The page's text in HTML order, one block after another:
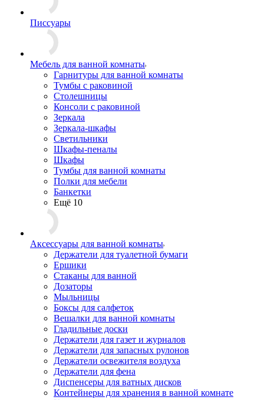
Писсуары
Мебель для ванной комнаты
Гарнитуры для ванной комнаты
Тумбы с раковиной
Столешницы
Консоли с раковиной
Зеркала
Зеркала-шкафы
Светильники
Шкафы-пеналы
Шкафы
Тумбы для ванной комнаты
Полки для мебели
Банкетки
Ещё 10
Аксессуары для ванной комнаты
Держатели для туалетной бумаги
Ершики
Стаканы для ванной
Дозаторы
Мыльницы
Боксы для салфеток
Вешалки для ванной комнаты
Гладильные доски
Держатели для газет и журналов
Держатели для запасных рулонов
Держатели освежителя воздуха
Держатели для фена
Диспенсеры для ватных дисков
Контейнеры для хранения в ванной комнате